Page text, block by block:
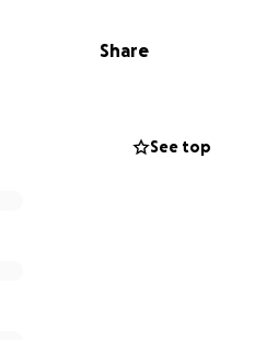
richt op de toekomst.
ik in het boek zien dat
en Satudarah.
Maar, dit
Share
See top